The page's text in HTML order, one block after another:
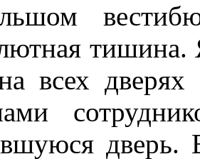
тишина.
всех дверях
дверь.